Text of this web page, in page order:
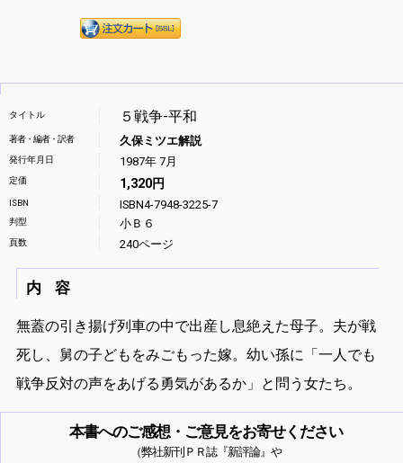
５戦争-平和
タイトル
著者・編者・訳者 久保ミツエ解説
発行年月日 1987年 7月
定価 1,320円
ISBN ISBN4-7948-3225-7
判型 小Ｂ６
頁数 240ページ
内 容
無蓋の引き揚げ列車の中で出産し息絶えた母子。夫が戦
死し、舅の子どもをみごもった嫁。幼い孫に「一人でも
戦争反対の声をあげる勇気があるか」と問う女たち。
本書へのご感想・ご意見をお寄せください
（弊社新刊ＰＲ誌『新評論』や